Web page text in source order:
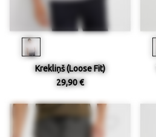
Krekliņš (Loose Fit)
29,90 €